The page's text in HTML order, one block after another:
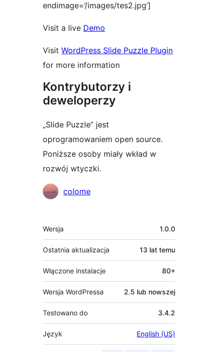
endimage=’/images/tes2.jpg’]
Visit a live Demo
Visit WordPress Slide Puzzle Plugin
for more information
Kontrybutorzy i
deweloperzy
„Slide Puzzle” jest
oprogramowaniem open source.
Poniższe osoby miały wkład w
rozwój wtyczki.
Zaangażowani
colome
Meta
Wersja 1.0.0
Ostatnia aktualizacja 13 lat temu
Włączone instalacje 80+
Wersja WordPressa 2.5 lub nowszej
Testowano do 3.4.2
Język English (US)